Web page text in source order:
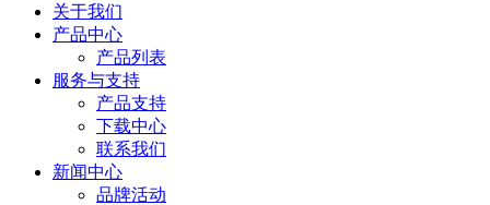
关于我们
产品中心
产品列表
服务与支持
产品支持
下载中心
联系我们
新闻中心
品牌活动